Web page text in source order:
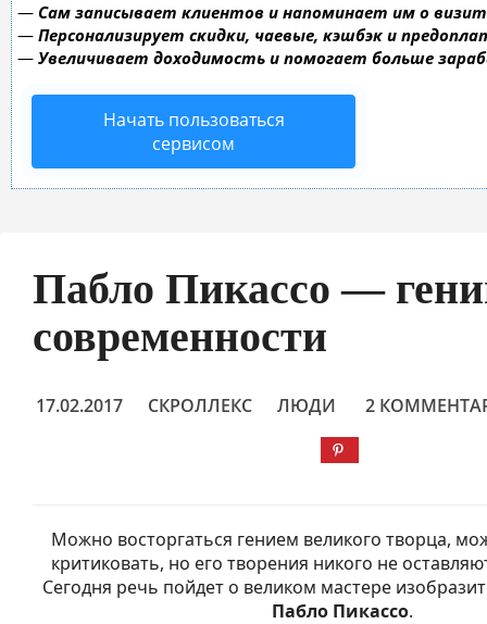
— Сам записывает клиентов и напоминает им о
— Персонализирует скидки, чаевые, кэшбэк и
— Увеличивает доходимость и помогает больше
Начать пользоваться
сервисом
Пабло Пикассо —
современности
17.02.2017 СКРОЛЛЕКС ЛЮДИ 2
Можно восторгаться гением великого творца,
критиковать, но его творения никого не
Сегодня речь пойдет о великом мастере
Пабло Пикассо.